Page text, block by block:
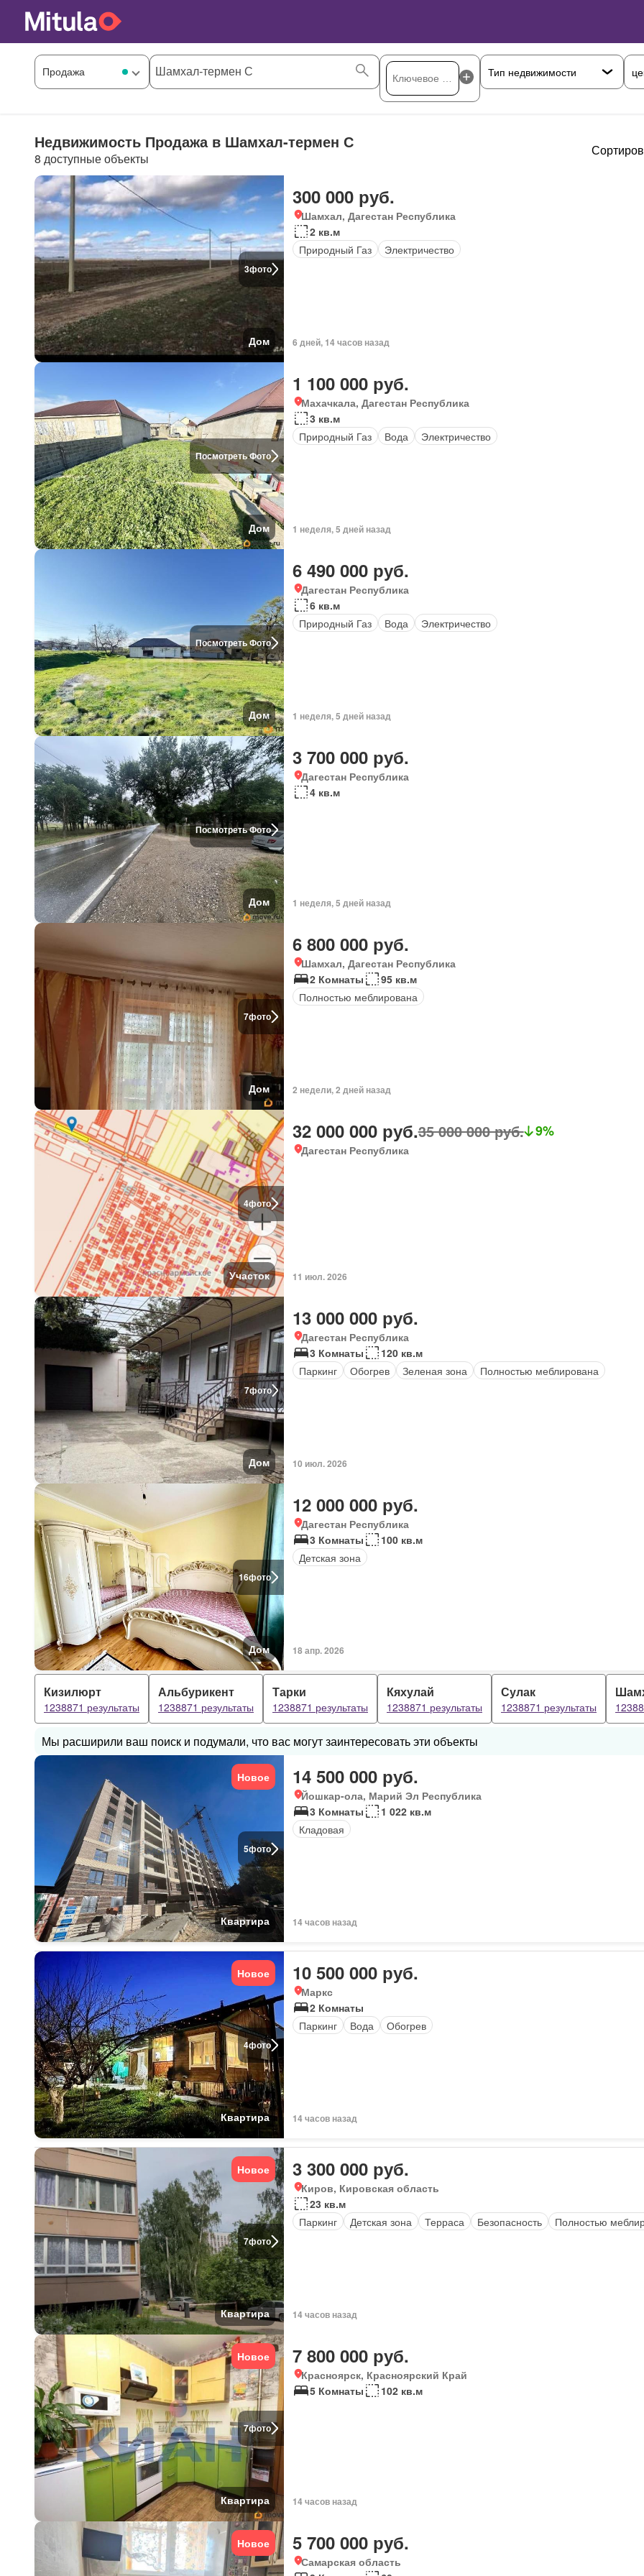
Недвижимость Продажа в Шамхал-термен С
8 доступные объекты
3фото
Дом
300 000 руб.
Шамхал, Дагестан Республика
2 кв.м
Природный Газ
Электричество
6 дней, 14 часов назад
Посмотреть Фото
Дом
1 100 000 руб.
Махачкала, Дагестан Республика
3 кв.м
Природный Газ
Вода Электричество
1 неделя, 5 дней назад
Посмотреть Фото
Дом
6 490 000 руб.
Дагестан Республика
6 кв.м
Природный Газ
Вода Электричество
1 неделя, 5 дней назад
Посмотреть Фото
Дом
3 700 000 руб.
Дагестан Республика
4 кв.м
1 неделя, 5 дней назад
7фото
Дом
6 800 000 руб.
Шамхал, Дагестан Республика
2 Комнаты
95 кв.м
Полностью меблирована
2 недели, 2 дней назад
4фото
Участок
32 000 000 руб.35 000 000 руб. 9%
Дагестан Республика
11 июл. 2026
7фото
Дом
13 000 000 руб.
Дагестан Республика
3 Комнаты
120 кв.м
Паркинг
Обогрев Зеленая зона Полностью меблирована
10 июл. 2026
16фото
Дом
12 000 000 руб.
Дагестан Республика
3 Комнаты
100 кв.м
Детская зона
18 апр. 2026
Кизилюрт
1238871 результаты
Альбурикент
1238871 результаты
Тарки
1238871 результаты
Кяхулай
1238871 результаты
Сулак
1238871 результаты
Мы расширили ваш поиск и подумали, что вас могут заинтересовать эти объекты
5фото
Новое
Квартира
14 500 000 руб.
Йошкар-ола, Марий Эл Республика
3 Комнаты
1 022 кв.м
Кладовая
14 часов назад
4фото
Новое
Квартира
10 500 000 руб.
Маркс
2 Комнаты
Паркинг
Вода Обогрев
14 часов назад
7фото
Новое
Квартира
3 300 000 руб.
Киров, Кировская область
23 кв.м
Паркинг
Детская зона Терраса Безопасность Полностью
14 часов назад
7фото
Новое
Квартира
7 800 000 руб.
Красноярск, Красноярский Край
5 Комнаты
102 кв.м
14 часов назад
Новое 5 700 000 руб.
Самарская область